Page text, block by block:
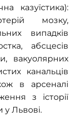
казуїстика):
мозку,
випадків
абсцесів
вакуолярних
канальців
в арсеналі
з історії
у Львові.